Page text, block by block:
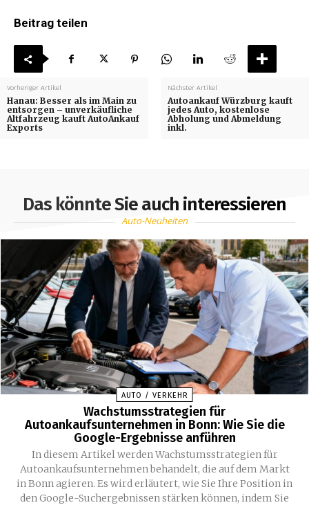
Beitrag teilen
Vorheriger Artikel
Hanau: Besser als im Main zu
entsorgen – unverkäufliche
Altfahrzeug kauft AutoAnkauf
Exports
Nächster Artikel
Autoankauf Würzburg kauft
jedes Auto, kostenlose
Abholung und Abmeldung
inkl.
Das könnte Sie auch interessieren
Auto-Neuheiten
AUTO / VERKEHR
Wachstumsstrategien für
Autoankaufsunternehmen in Bonn: Wie Sie die
Google-Ergebnisse anführen
In diesem Artikel werden Wachstumsstrategien für
Autoankaufsunternehmen behandelt, die auf dem Markt
in Bonn agieren. Es wird erläutert, wie Sie Ihre Position in
den Google-Suchergebnissen stärken können, indem Sie